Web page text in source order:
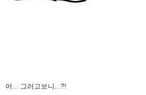
어... 그러고보니...?!